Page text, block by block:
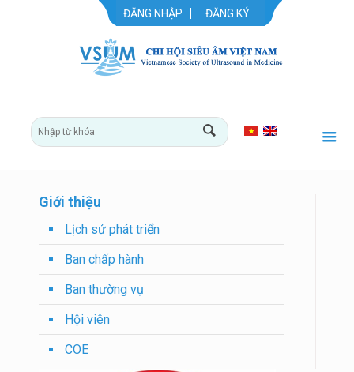
ĐĂNG NHẬP ĐĂNG KÝ
Giới thiệu
Lịch sử phát triển
Ban chấp hành
Ban thường vụ
Hội viên
COE